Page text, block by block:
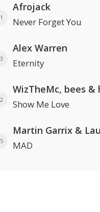
Afrojack
Never Forget You
Alex Warren
Eternity
WizTheMc, bees &
Show Me Love
Martin Garrix &
MAD